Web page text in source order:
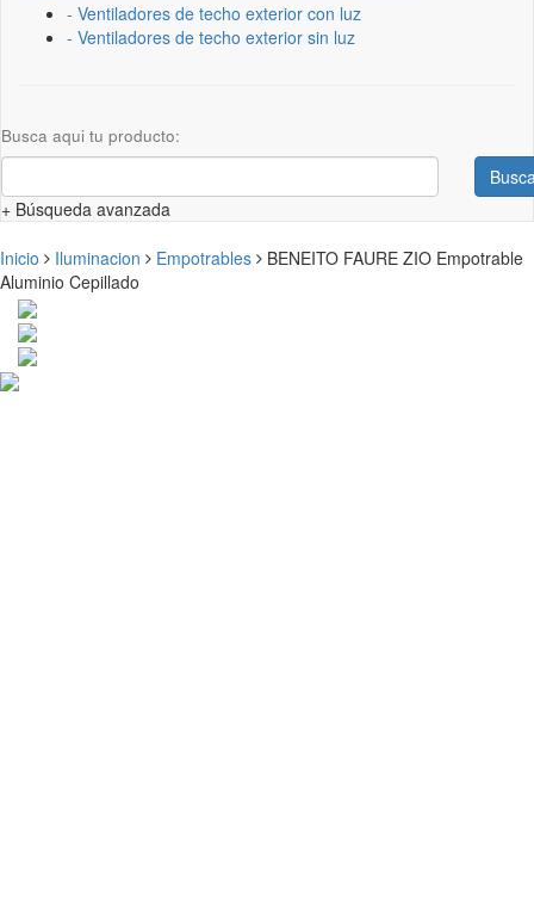
- Ventiladores de techo exterior con luz
- Ventiladores de techo exterior sin luz
Busca aqui tu producto:
+ Búsqueda avanzada
Inicio Iluminacion Empotrables
BENEITO FAURE ZIO Empotrable
Aluminio Cepillado